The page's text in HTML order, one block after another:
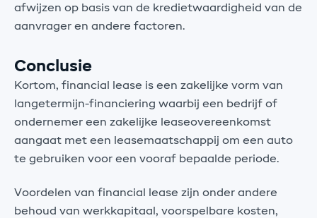
afwijzen op basis van de kredietwaardigheid van de
aanvrager en andere factoren.
Conclusie
Kortom, financial lease is een zakelijke vorm van
langetermijn-financiering waarbij een bedrijf of
ondernemer een zakelijke leaseovereenkomst
aangaat met een leasemaatschappij om een auto
te gebruiken voor een vooraf bepaalde periode.
Voordelen van financial lease zijn onder andere
behoud van werkkapitaal, voorspelbare kosten,